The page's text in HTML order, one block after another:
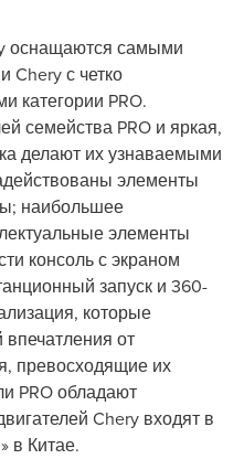
оснащаются самыми
Chery с четко
категории PRO.
семейства PRO и яркая,
делают их узнаваемыми
элементы
наибольшее
элементы
консоль с экраном
запуск и 360-
которые
впечатления от
превосходящие их
PRO обладают
Chery входят в
в Китае.